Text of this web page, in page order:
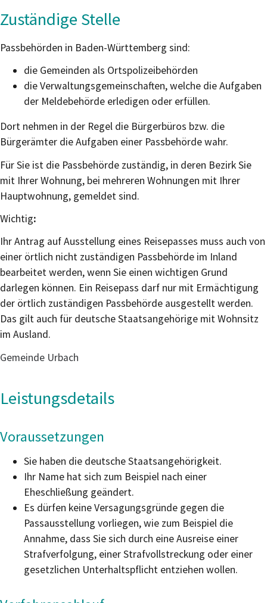
Zuständige Stelle
Passbehörden in Baden-Württemberg sind:
die Gemeinden als Ortspolizeibehörden
die Verwaltungsgemeinschaften,welche die Aufgaben
der Meldebehörde erledigen oder erfüllen.
Dort nehmen in der Regel die Bürgerbüros bzw. die
Bürgerämter die Aufgaben einer Passbehörde wahr.
Für Sie ist die Passbehörde zuständig, in deren Bezirk Sie
mit Ihrer Wohnung, bei mehreren Wohnungen mit Ihrer
Hauptwohnung, gemeldet sind.
Wichtig:
Ihr Antrag auf Ausstellung eines Reisepasses muss auch von
einer örtlich nicht zuständigen Passbehörde im Inland
bearbeitet werden, wenn Sie einen wichtigen Grund
darlegen können. Ein Reisepass darf nur mit Ermächtigung
der örtlich zuständigen Passbehörde ausgestellt werden.
Das gilt auch für deutsche Staatsangehörige mit Wohnsitz
im Ausland.
Gemeinde Urbach
Leistungsdetails
Voraussetzungen
Sie haben die deutsche Staatsangehörigkeit.
Ihr Name hat sich zum Beispiel nach einer
Eheschließung geändert.
Es dürfen keine Versagungsgründe gegen die
Passausstellung vorliegen, wie zum Beispiel die
Annahme, dass Sie sich durch eine Ausreise einer
Strafverfolgung, einer Strafvollstreckung oder einer
gesetzlichen Unterhaltspflicht entziehen wollen.